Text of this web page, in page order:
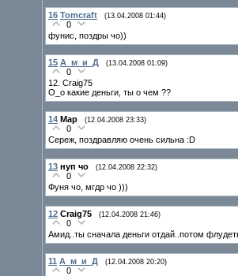
16 Tomcraft (13.04.2008 01:44)
0
фунис, поздры чо))
15 А_м_и_Д (13.04.2008 01:09)
0
12. Craig75
О_о какие деньги, ты о чем ??
14 Мар (12.04.2008 23:33)
0
Сереж, поздравляю очень сильна :D
13 нуп чо (12.04.2008 22:32)
0
Фуня чо, мгдр чо )))
12 Craig75 (12.04.2008 21:46)
0
Амид..ты сначала деньги отдай..потом
11 А_м_и_Д (12.04.2008 20:20)
0